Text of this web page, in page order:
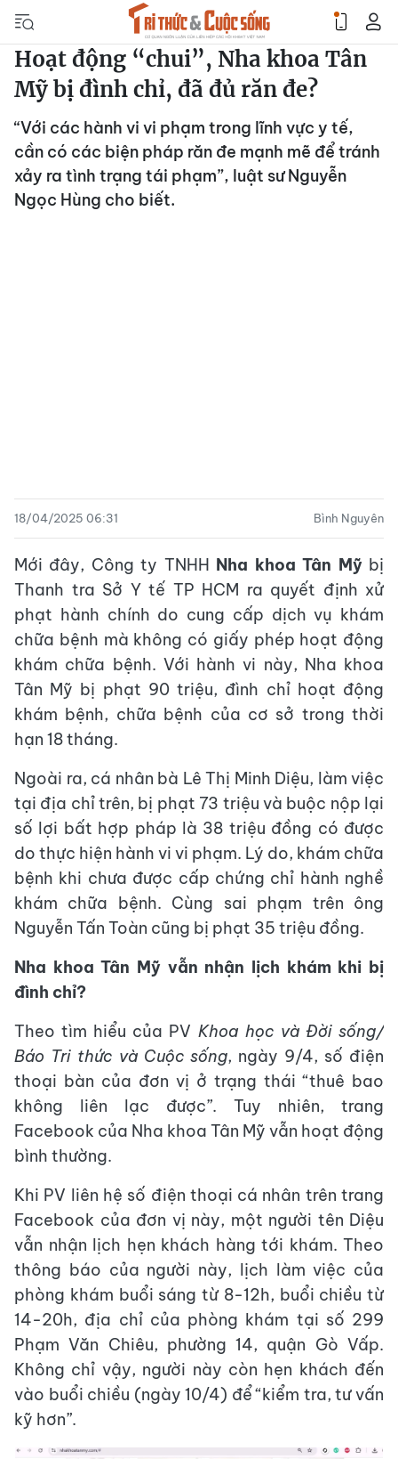
Hoạt động “chui”, Nha khoa Tân
Mỹ bị đình chỉ, đã đủ răn đe?
“Với các hành vi vi phạm trong lĩnh vực y tế,
cần có các biện pháp răn đe mạnh mẽ để tránh
xảy ra tình trạng tái phạm”, luật sư Nguyễn
Ngọc Hùng cho biết.
18/04/2025 06:31 Bình Nguyên
Mới đây, Công ty TNHH Nha khoa Tân Mỹbị
Thanh tra Sở Y tế TP HCM ra quyết định xử
phạt hành chính do cung cấp dịch vụ khám
chữa bệnh mà không có giấy phép hoạt động
khám chữa bệnh. Với hành vi này, Nha khoa
Tân Mỹ bị phạt 90 triệu, đình chỉ hoạt động
khám bệnh, chữa bệnh của cơ sở trong thời
hạn 18 tháng.
Ngoài ra, cá nhân bà Lê Thị Minh Diệu, làm việc
tại địa chỉ trên, bị phạt 73 triệu và buộc nộp lại
số lợi bất hợp pháp là 38 triệu đồng có được
do thực hiện hành vi vi phạm. Lý do, khám chữa
bệnh khi chưa được cấp chứng chỉ hành nghề
khám chữa bệnh. Cùng sai phạm trên ông
Nguyễn Tấn Toàn cũng bị phạt 35 triệu đồng.
Nha khoa Tân Mỹ vẫn nhận lịch khám khi bị
đình chỉ?
Theo tìm hiểu của PV Khoa học và Đời sống/
Báo Tri thức và Cuộc sống, ngày 9/4, số điện
thoại bàn của đơn vị ở trạng thái “thuê bao
không liên lạc được”. Tuy nhiên, trang
Facebook của Nha khoa Tân Mỹ vẫn hoạt động
bình thường.
Khi PV liên hệ số điện thoại cá nhân trên trang
Facebook của đơn vị này, một người tên Diệu
vẫn nhận lịch hẹn khách hàng tới khám. Theo
thông báo của người này, lịch làm việc của
phòng khám buổi sáng từ 8-12h, buổi chiều từ
14-20h, địa chỉ của phòng khám tại số 299
Phạm Văn Chiêu, phường 14, quận Gò Vấp.
Không chỉ vậy, người này còn hẹn khách đến
vào buổi chiều (ngày 10/4) để “kiểm tra, tư vấn
kỹ hơn”.